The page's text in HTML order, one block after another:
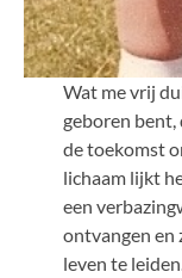
Wat me vrij
geboren bent,
de toekomst
lichaam lijkt
een
ontvangen en
leven te